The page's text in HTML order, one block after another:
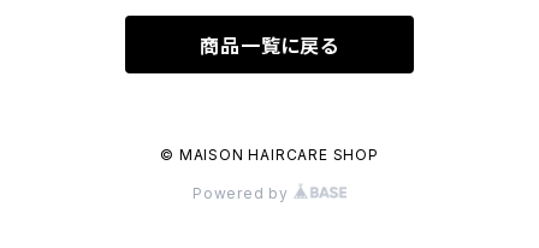
商品一覧に戻る
© MAISON HAIRCARE SHOP
Powered by